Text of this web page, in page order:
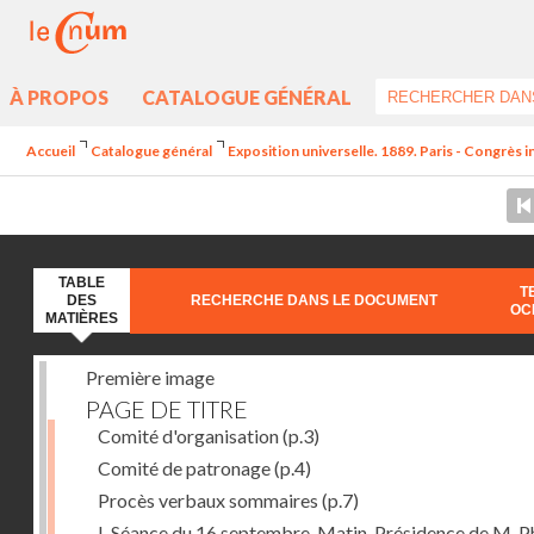
À PROPOS CATALOGUE GÉNÉRAL
Accueil Catalogue général Exposition universelle. 1889. Paris - Congrès
TABLE
DES
MATIÈRES
RECHERCHE DANS LE DOCUMENT
Première image
PAGE DE TITRE
Comité d'organisation(p.3)
Comité de patronage(p.4)
Procès verbaux sommaires (p.7)